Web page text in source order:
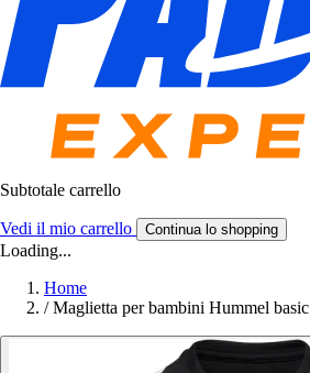
Subtotale carrello
Vedi il mio carrello Continua lo shopping
Loading...
Home
/ Maglietta per bambini Hummel basic